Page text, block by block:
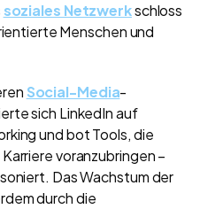
soziales Netzwerkschloss
Menschen und
Social-Media-
sich LinkedIn auf
und bot Tools, die
voranzubringen –
Das Wachstum der
durch die